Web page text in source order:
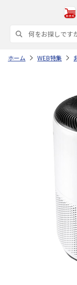
ホーム WEB特集